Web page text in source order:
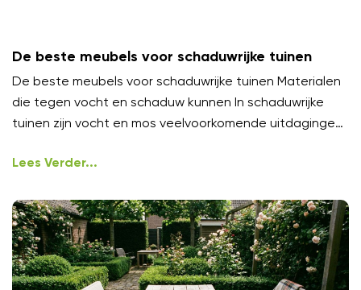
De beste meubels voor schaduwrijke tuinen
De beste meubels voor schaduwrijke tuinen Materialen
die tegen vocht en schaduw kunnen In schaduwrijke
tuinen zijn vocht en mos veelvoorkomende uitdagingen.
Lees Verder...